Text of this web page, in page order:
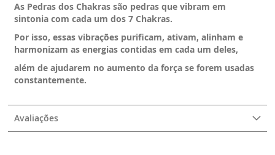
As Pedras dos Chakras são pedras que vibram em
sintonia com cada um dos 7 Chakras.
Por isso, essas vibrações purificam, ativam, alinham e
harmonizam as energias contidas em cada um deles,
além de ajudarem no aumento da força se forem usadas
constantemente.
Avaliações